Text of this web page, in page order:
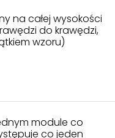
na całej wysokości
do krawędzi,
wzoru)
module co
co jeden